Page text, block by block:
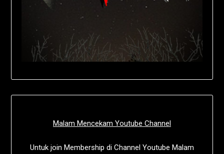
Malam Mencekam Youtube Channel
Untuk join Membership di Channel Youtube Malam